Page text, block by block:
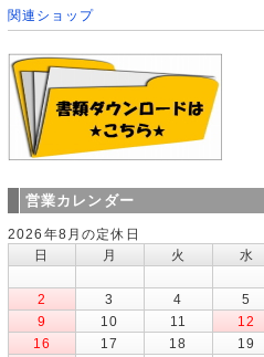
関連ショップ
営業カレンダー
2026年8月の定休日
日
月 火 水
2
3 4 5
9
10 11 12
16
17 18 19